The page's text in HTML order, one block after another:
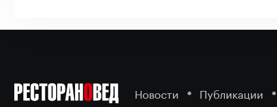
Новости Публикации